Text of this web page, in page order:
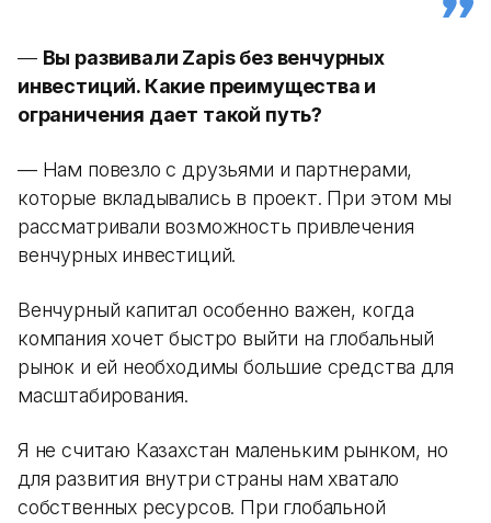
— Вы развивали Zapis без венчурных
инвестиций. Какие преимущества и
ограничения дает такой путь?
— Нам повезло с друзьями и партнерами,
которые вкладывались в проект. При этом мы
рассматривали возможность привлечения
венчурных инвестиций.
Венчурный капитал особенно важен, когда
компания хочет быстро выйти на глобальный
рынок и ей необходимы большие средства для
масштабирования.
Я не считаю Казахстан маленьким рынком, но
для развития внутри страны нам хватало
собственных ресурсов. При глобальной